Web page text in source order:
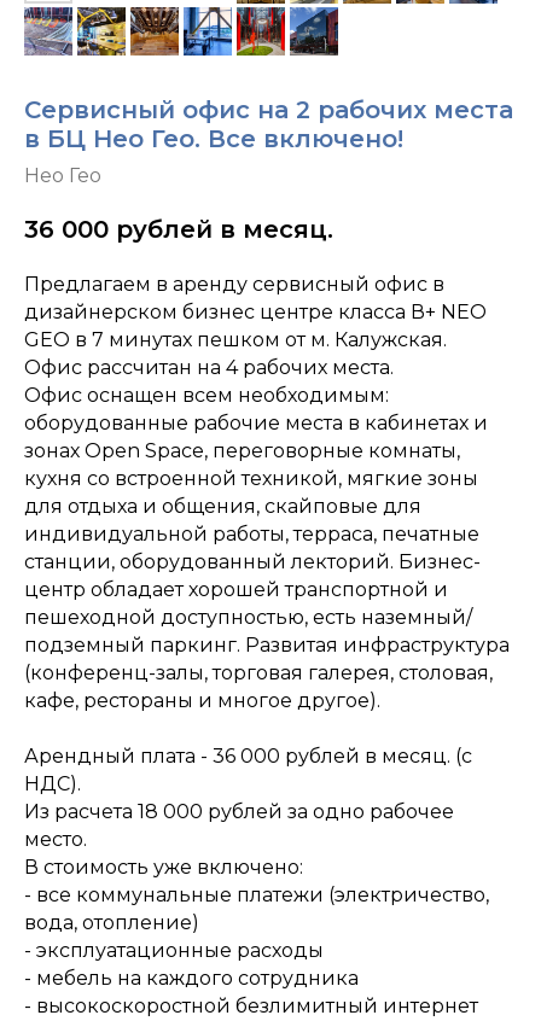
Сервисный офис на 2 рабочих места
в БЦ Нео Гео. Все включено!
Нео Гео
36 000 рублей в месяц.
Предлагаем в аренду сервисный офис в
дизайнерском бизнес центре класса В+ NEO
GEO в 7 минутах пешком от м. Калужская.
Офис рассчитан на 4 рабочих места.
Офис оснащен всем необходимым:
оборудованные рабочие места в кабинетах и
зонах Open Space, переговорные комнаты,
кухня со встроенной техникой, мягкие зоны
для отдыха и общения, скайповые для
индивидуальной работы, терраса, печатные
станции, оборудованный лекторий. Бизнес-
центр обладает хорошей транспортной и
пешеходной доступностью, есть наземный/
подземный паркинг. Развитая инфраструктура
(конференц-залы, торговая галерея, столовая,
кафе, рестораны и многое другое).
Арендный плата - 36 000 рублей в месяц. (с
НДС).
Из расчета 18 000 рублей за одно рабочее
место.
В стоимость уже включено:
- все коммунальные платежи (электричество,
вода, отопление)
- эксплуатационные расходы
- мебель на каждого сотрудника
- высокоскоростной безлимитный интернет